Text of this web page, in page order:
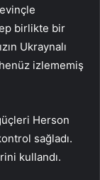
birlikte bir
Ukraynalı
izlememiş
Herson
sağladı.
kullandı.